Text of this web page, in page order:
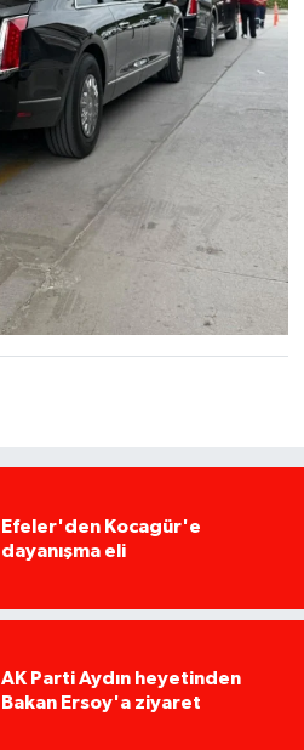
Efeler'den Kocagür'e
dayanışma eli
AK Parti Aydın heyetinden
Bakan Ersoy'a ziyaret